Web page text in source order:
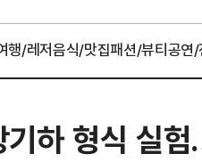
행/레저음식/맛집패션/뷰티공연
기하 형식 실